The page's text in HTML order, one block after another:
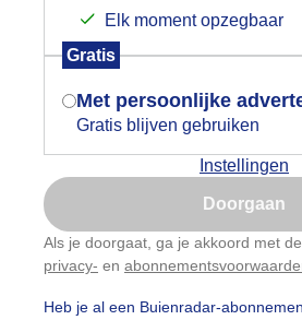
Elk moment opzegbaar
Gratis
Met persoonlijke
Gratis blijven gebruiken
Instellingen
Doorgaan
Als je doorgaat, ga je akkoord met de
privacy- en
Heb je al een Buienradar-
Indien je hier nog geen
gegeven, verschijnt er zo
je browser waarin deze
gevraagd
Is goed, toon de
Nu niet,
Gebruik je Safari en wil je niet
Klikhierom dit aan te